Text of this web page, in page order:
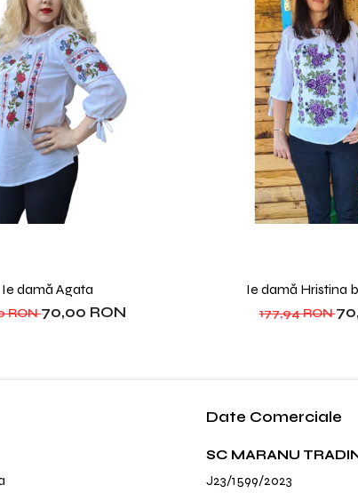
Ie damă Agata
RON70,00 RON
Ie damă Hristina
177,94 RON
Date Comerciale
SC MARANU
J23/1599/2023